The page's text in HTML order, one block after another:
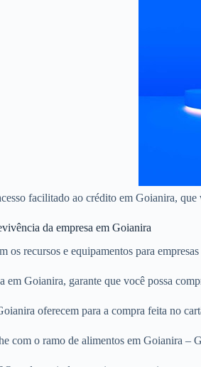
facilitado ao crédito em Goianira,
da empresa em Goianira
os recursos e equipamentos para
em Goianira, garante que você possa
oferecem para a compra feita no
com o ramo de alimentos em Goianira